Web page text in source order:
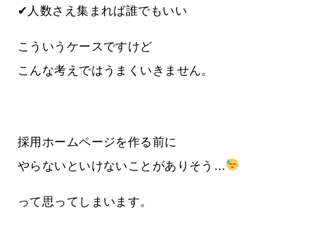
✔人数さえ集まれば誰でもいい
こういうケースですけど
こんな考えではうまくいきません。
採用ホームページを作る前に
やらないといけないことがありそう…
って思ってしまいます。